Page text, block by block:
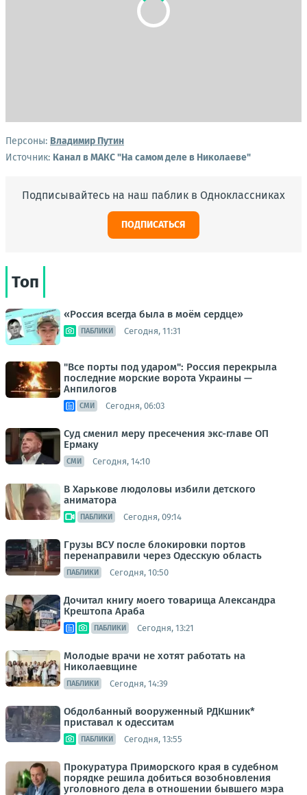
Персоны: Владимир Путин
Источник: Канал в МАКС "На самом деле в Николаеве"
Подписывайтесь на наш паблик в Одноклассниках
ПОДПИСАТЬСЯ
Топ
«Россия всегда была в моём сердце»
ПАБЛИКИ Сегодня, 11:31
"Все порты под ударом": Россия перекрыла
последние морские ворота Украины —
Анпилогов
СМИ Сегодня, 06:03
Суд сменил меру пресечения экс-главе ОП
Ермаку
СМИ Сегодня, 14:10
В Харькове людоловы избили детского
аниматора
ПАБЛИКИ Сегодня, 09:14
Грузы ВСУ после блокировки портов
перенаправили через Одесскую область
ПАБЛИКИ Сегодня, 10:50
Дочитал книгу моего товарища Александра
Крештопа Араба
ПАБЛИКИ Сегодня, 13:21
Молодые врачи не хотят работать на
Николаевщине
ПАБЛИКИ Сегодня, 14:39
Обдолбанный вооруженный РДКшник*
приставал к одесситам
ПАБЛИКИ Сегодня, 13:55
Прокуратура Приморского края в судебном
порядке решила добиться возобновления
уголовного дела в отношении бывшего мэра